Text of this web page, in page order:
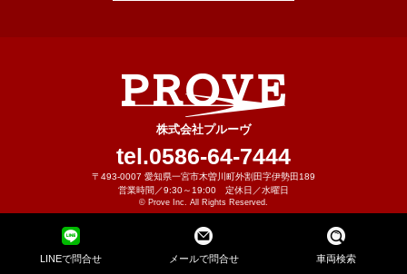
株式会社プルーヴ
tel.0586-64-7444
〒493-0007 愛知県一宮市木曽川町外割田字伊勢田189
営業時間／9:30～19:00 定休日／水曜日
© Prove Inc. All Rights Reserved.
LINEで問合せ メールで問合せ 車両検索